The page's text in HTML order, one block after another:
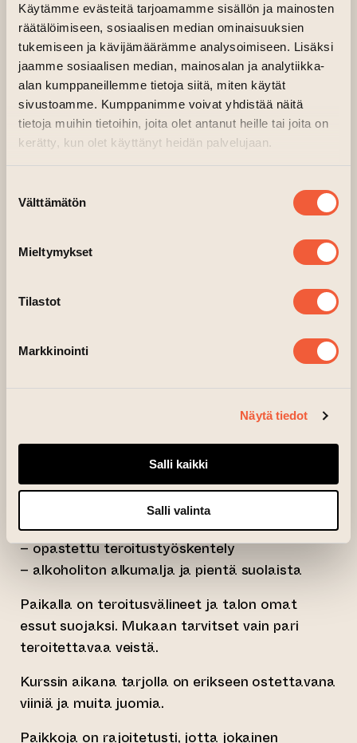
Käytämme evästeitä tarjoamamme sisällön ja mainosten
räätälöimiseen, sosiaalisen median ominaisuuksien
tukemiseen ja kävijämäärämme analysoimiseen. Lisäksi
jaamme sosiaalisen median, mainosalan ja analytiikka-
alan kumppaneillemme tietoja siitä, miten käytät
sivustoamme. Kumppanimme voivat yhdistää näitä
tietoja muihin tietoihin, joita olet antanut heille tai joita on
kerätty, kun olet käyttänyt heidän palvelujaan.
valinta
Välttämätön
Mieltymykset
Tilastot
Markkinointi
Näytä tiedot
Salli kaikki
Salli valinta
elämää vanhoihin veitsiin ResQ Knives nimen
alla. Tuhansien teroitettujen veitsien ja
kymmenien vuosien keittiökokemuksella
opastettu teroitustyöpaja takaa oikean
kulman ja hyvin leikkaavan terän veitsillesi.
Klo 12 ryhmä sopii kenelle tahansa veitsen
teroituksen oppeja kaipaavalle. Klo 15 ryhmä
on suunnattu ammattilaisille tai
kaipaavat perusteellisempaa opastusta veitsen
– Opit veitsen teroituksen perusteet
– Pääset teroittamaan henkilökohtaisessa
Hintaan sisältyy:
– puolen tunnin tietopaketti
– opastettu teroitustyöskentely
– alkoholiton alkumalja ja pientä suolaista
Paikalla on teroitusvälineet ja talon omat
essut suojaksi. Mukaan tarvitset vain pari
teroitettavaa veistä.
Kurssin aikana tarjolla on erikseen ostettavana
viiniä ja muita juomia.
Paikkoja on rajoitetusti, jotta jokainen